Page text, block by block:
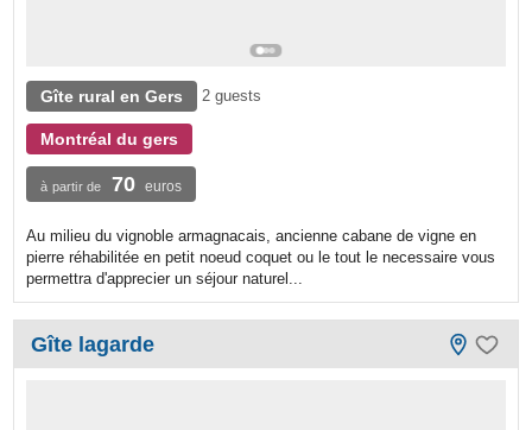
Gîte rural en Gers 2 guests
Montréal du gers
à partir de 70 euros
Au milieu du vignoble armagnacais, ancienne cabane de vigne en
pierre réhabilitée en petit noeud coquet ou le tout le necessaire vous
permettra d'apprecier un séjour naturel...
Gîte lagarde